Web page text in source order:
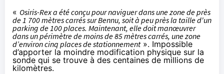
« Osiris-Rex a été conçu pour naviguer dans une zone de près
de 1 700 mètres carrés sur Bennu, soit à peu près la taille d'un
parking de 100 places. Maintenant, elle doit manœuvrer
dans un périmètre de moins de 85 mètres carrés, une zone
d’environ cinq places de stationnement». Impossible
d’apporter la moindre modification physique sur la
sonde qui se trouve à des centaines de millions de
kilomètres.